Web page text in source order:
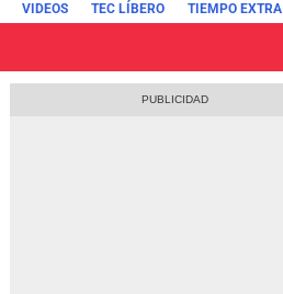
VIDEOS TEC LÍBERO TIEMPO EXTRA